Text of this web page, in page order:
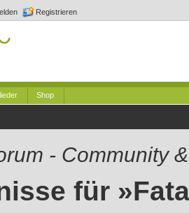
Registrieren
Shop
- Community
für